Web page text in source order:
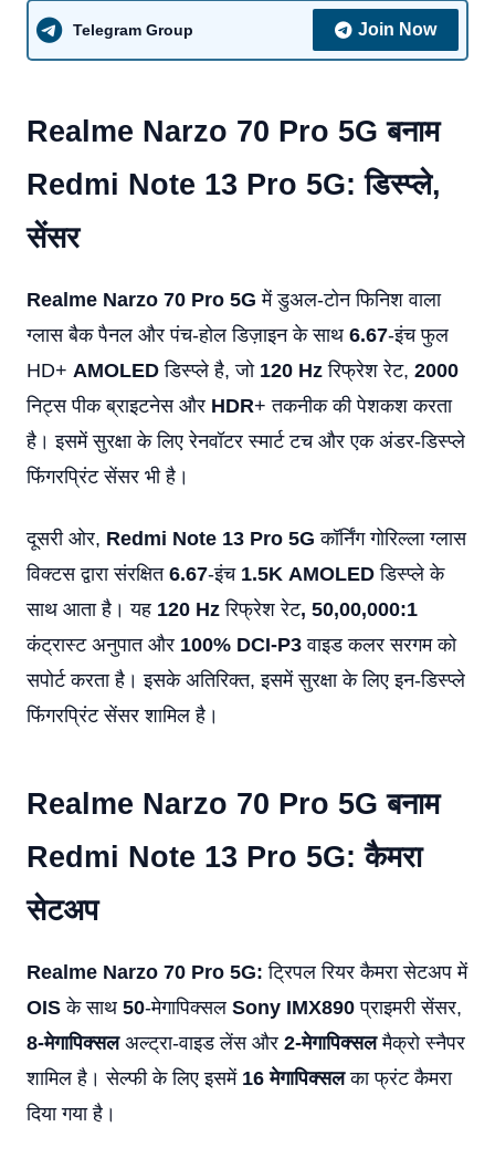
Telegram Group Join Now
Realme Narzo 70 Pro 5G बनाम
Redmi Note 13 Pro 5G: डिस्प्ले,
सेंसर
Realme Narzo 70 Pro 5G में डुअल-टोन फिनिश वाला
ग्लास बैक पैनल और पंच-होल डिज़ाइन के साथ 6.67-इंच फुल
HD+ AMOLED डिस्प्ले है, जो 120 Hz रिफ्रेश रेट, 2000
निट्स पीक ब्राइटनेस और HDR+ तकनीक की पेशकश करता
है। इसमें सुरक्षा के लिए रेनवॉटर स्मार्ट टच और एक अंडर-डिस्प्ले
फिंगरप्रिंट सेंसर भी है।
दूसरी ओर, Redmi Note 13 Pro 5G कॉर्निंग गोरिल्ला ग्लास
विक्टस द्वारा संरक्षित 6.67-इंच1.5K AMOLED डिस्प्ले के
साथ आता है। यह 120 Hz रिफ्रेश रेट, 50,00,000:1
कंट्रास्ट अनुपात और 100% DCI-P3 वाइड कलर सरगम ​​को
सपोर्ट करता है। इसके अतिरिक्त, इसमें सुरक्षा के लिए इन-डिस्प्ले
फिंगरप्रिंट सेंसर शामिल है।
Realme Narzo 70 Pro 5G बनाम
Redmi Note 13 Pro 5G: कैमरा
सेटअप
Realme Narzo 70 Pro 5G: ट्रिपल रियर कैमरा सेटअप में
OIS के साथ 50-मेगापिक्सल Sony IMX890 प्राइमरी सेंसर,
8-मेगापिक्सलअल्ट्रा-वाइड लेंस और 2-मेगापिक्सलमैक्रो स्नैपर
शामिल है। सेल्फी के लिए इसमें 16 मेगापिक्सलका फ्रंट कैमरा
दिया गया है।